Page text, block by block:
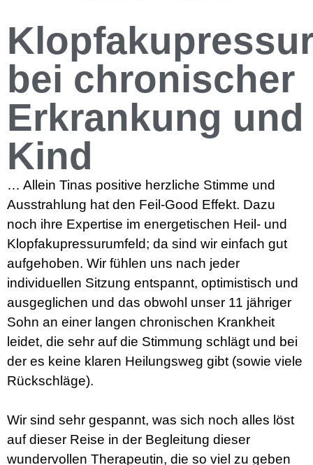
bei chronischer
Erkrankung und
Kind
… Allein Tinas positive herzliche Stimme und
Ausstrahlung hat den Feil-Good Effekt. Dazu
noch ihre Expertise im energetischen Heil- und
Klopfakupressurumfeld; da sind wir einfach gut
aufgehoben. Wir fühlen uns nach jeder
individuellen Sitzung entspannt, optimistisch und
ausgeglichen und das obwohl unser 11 jähriger
Sohn an einer langen chronischen Krankheit
leidet, die sehr auf die Stimmung schlägt und bei
der es keine klaren Heilungsweg gibt (sowie viele
Rückschläge).
Wir sind sehr gespannt, was sich noch alles löst
auf dieser Reise in der Begleitung dieser
wundervollen Therapeutin, die so viel zu geben